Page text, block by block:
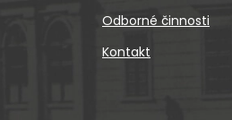
Odborné činnosti
Kontakt